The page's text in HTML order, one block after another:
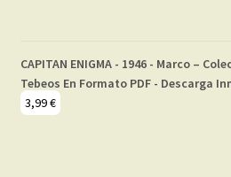
CAPITAN ENIGMA - 1946 - Marco –
Tebeos En Formato PDF - Descarga
3,99€